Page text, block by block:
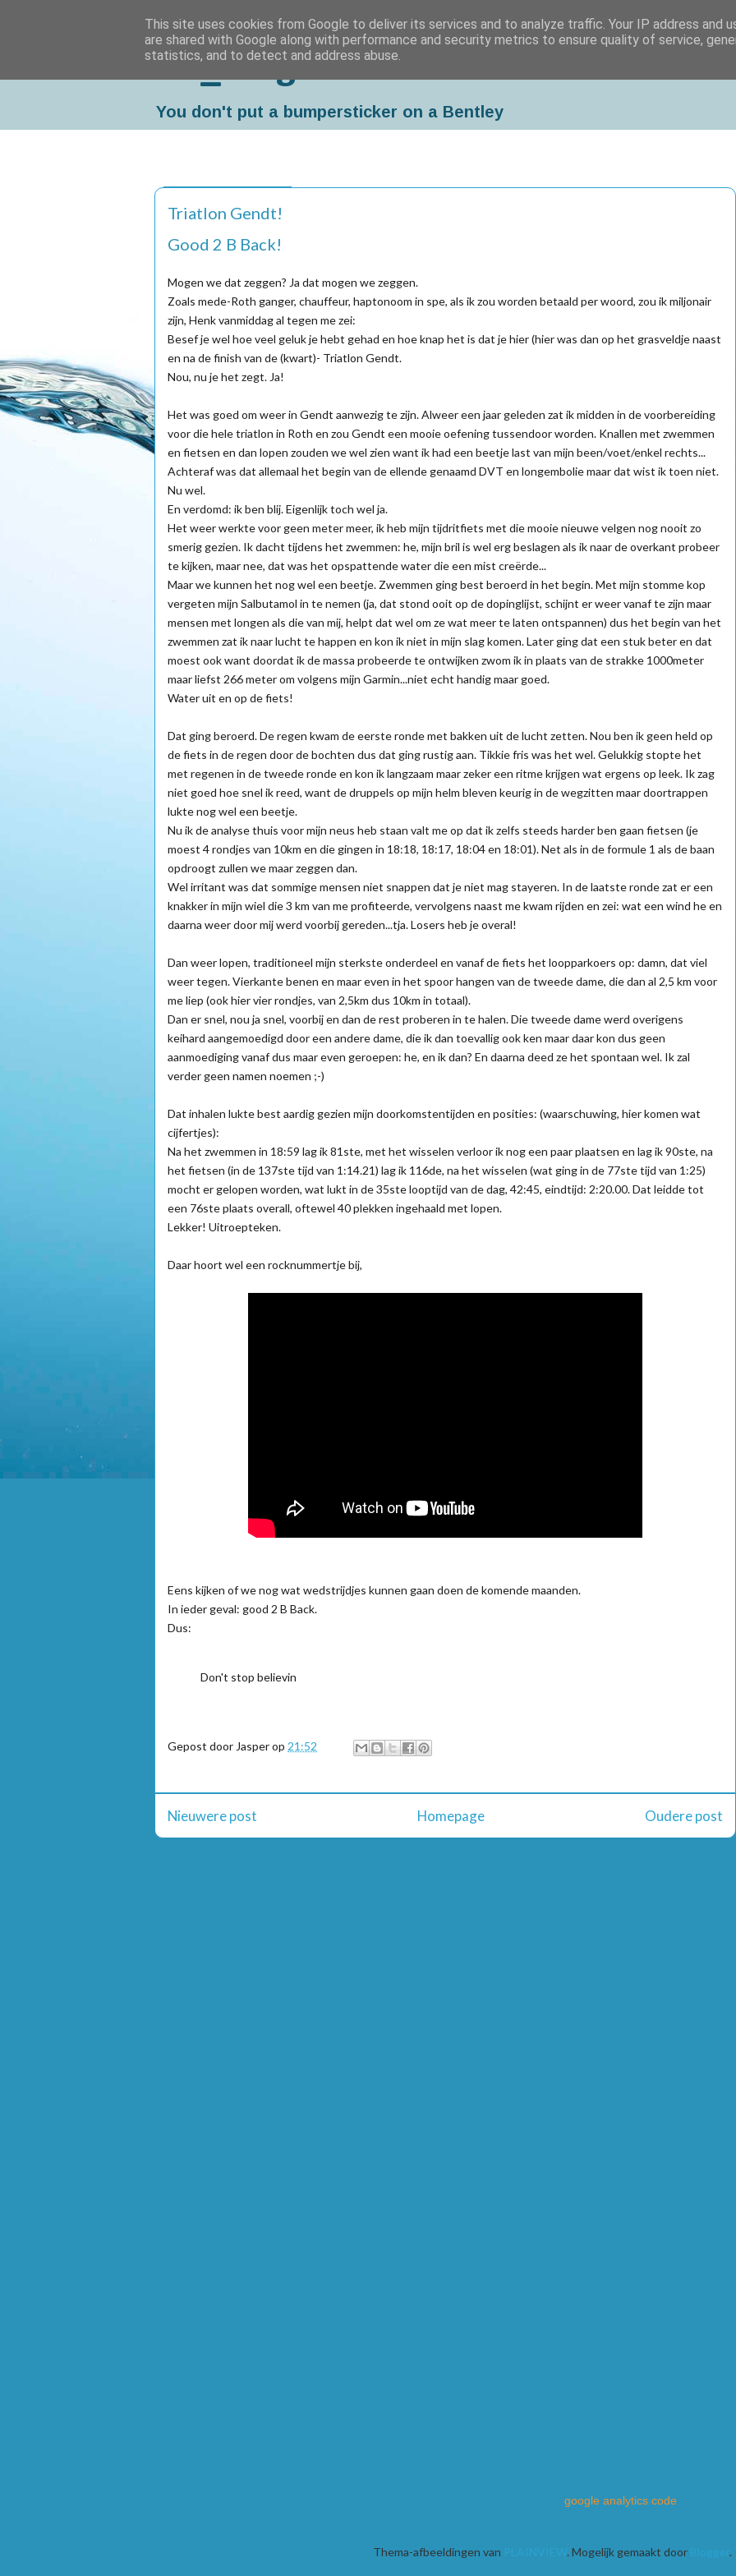
Da_Blog
You don't put a bumpersticker on a Bentley
Triatlon Gendt!
Good 2 B Back!
Mogen we dat zeggen? Ja dat mogen we zeggen.
Zoals mede-Roth ganger, chauffeur, haptonoom in spe, als ik zou worden betaald per woord, zou ik miljonair
zijn, Henk vanmiddag al tegen me zei:
Besef je wel hoe veel geluk je hebt gehad en hoe knap het is dat je hier (hier was dan op het grasveldje naast
en na de finish van de (kwart)- Triatlon Gendt.
Nou, nu je het zegt. Ja!
Het was goed om weer in Gendt aanwezig te zijn. Alweer een jaar geleden zat ik midden in de voorbereiding
voor die hele triatlon in Roth en zou Gendt een mooie oefening tussendoor worden. Knallen met zwemmen
en fietsen en dan lopen zouden we wel zien want ik had een beetje last van mijn been/voet/enkel rechts...
Achteraf was dat allemaal het begin van de ellende genaamd DVT en longembolie maar dat wist ik toen niet.
Nu wel.
En verdomd: ik ben blij. Eigenlijk toch wel ja.
Het weer werkte voor geen meter meer, ik heb mijn tijdritfiets met die mooie nieuwe velgen nog nooit zo
smerig gezien. Ik dacht tijdens het zwemmen: he, mijn bril is wel erg beslagen als ik naar de overkant probeer
te kijken, maar nee, dat was het opspattende water die een mist creërde...
Maar we kunnen het nog wel een beetje. Zwemmen ging best beroerd in het begin. Met mijn stomme kop
vergeten mijn Salbutamol in te nemen (ja, dat stond ooit op de dopinglijst, schijnt er weer vanaf te zijn maar
mensen met longen als die van mij, helpt dat wel om ze wat meer te laten ontspannen) dus het begin van het
zwemmen zat ik naar lucht te happen en kon ik niet in mijn slag komen. Later ging dat een stuk beter en dat
moest ook want doordat ik de massa probeerde te ontwijken zwom ik in plaats van de strakke 1000meter
maar liefst 266 meter om volgens mijn Garmin...niet echt handig maar goed.
Water uit en op de fiets!
Dat ging beroerd. De regen kwam de eerste ronde met bakken uit de lucht zetten. Nou ben ik geen held op
de fiets in de regen door de bochten dus dat ging rustig aan. Tikkie fris was het wel. Gelukkig stopte het
met regenen in de tweede ronde en kon ik langzaam maar zeker een ritme krijgen wat ergens op leek. Ik zag
niet goed hoe snel ik reed, want de druppels op mijn helm bleven keurig in de wegzitten maar doortrappen
lukte nog wel een beetje.
Nu ik de analyse thuis voor mijn neus heb staan valt me op dat ik zelfs steeds harder ben gaan fietsen (je
moest 4 rondjes van 10km en die gingen in 18:18, 18:17, 18:04 en 18:01). Net als in de formule 1 als de baan
opdroogt zullen we maar zeggen dan.
Wel irritant was dat sommige mensen niet snappen dat je niet mag stayeren. In de laatste ronde zat er een
knakker in mijn wiel die 3 km van me profiteerde, vervolgens naast me kwam rijden en zei: wat een wind he en
daarna weer door mij werd voorbij gereden...tja. Losers heb je overal!
Dan weer lopen, traditioneel mijn sterkste onderdeel en vanaf de fiets het loopparkoers op: damn, dat viel
weer tegen. Vierkante benen en maar even in het spoor hangen van de tweede dame, die dan al 2,5 km voor
me liep (ook hier vier rondjes, van 2,5km dus 10km in totaal).
Dan er snel, nou ja snel, voorbij en dan de rest proberen in te halen. Die tweede dame werd overigens
keihard aangemoedigd door een andere dame, die ik dan toevallig ook ken maar daar kon dus geen
aanmoediging vanaf dus maar even geroepen: he, en ik dan? En daarna deed ze het spontaan wel. Ik zal
verder geen namen noemen ;-)
Dat inhalen lukte best aardig gezien mijn doorkomstentijden en posities: (waarschuwing, hier komen wat
cijfertjes):
Na het zwemmen in 18:59 lag ik 81ste, met het wisselen verloor ik nog een paar plaatsen en lag ik 90ste, na
het fietsen (in de 137ste tijd van 1:14.21) lag ik 116de, na het wisselen (wat ging in de 77ste tijd van 1:25)
mocht er gelopen worden, wat lukt in de 35ste looptijd van de dag, 42:45, eindtijd: 2:20.00. Dat leidde tot
een 76ste plaats overall, oftewel 40 plekken ingehaald met lopen.
Lekker! Uitroepteken.
Daar hoort wel een rocknummertje bij,
Eens kijken of we nog wat wedstrijdjes kunnen gaan doen de komende maanden.
In ieder geval: good 2 B Back.
Dus:
Don't stop believin
Gepost door Jasperop 21:52
Nieuwere post Oudere post
Homepage
google analytics code
Thema-afbeeldingen van . Mogelijk gemaakt door .
This site uses cookies from Google to deliver its services and to analyze traffic. Your IP address and
are shared with Google along with performance and security metrics to ensure quality of service,
statistics, and to detect and address abuse.